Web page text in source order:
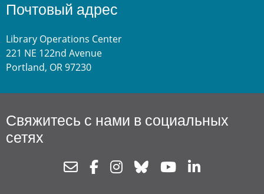
Почтовый адрес
Library Operations Center
221 NE 122nd Avenue
Portland, OR 97230
Свяжитесь с нами в социальных
сетях
NewsletterFacebookInstagram
Bluesky Youtube